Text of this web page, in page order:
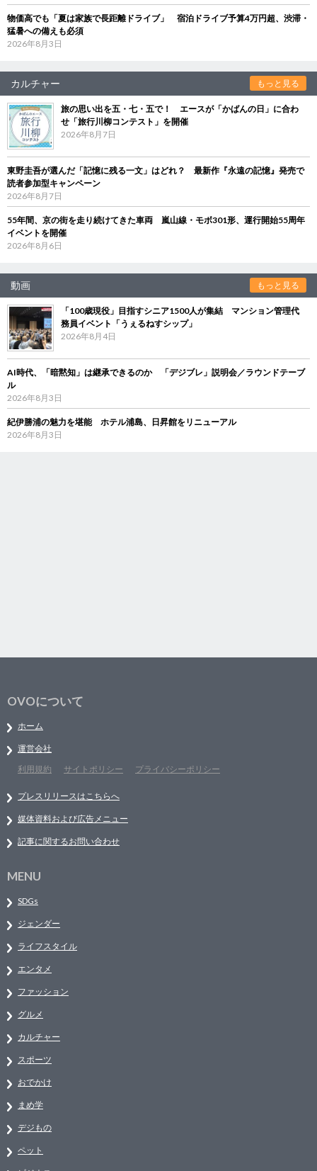
物価高でも「夏は家族で長距離ドライブ」 宿泊ドライブ予算4万円超、渋滞・
猛暑への備えも必須
2026年8月3日
カルチャー もっと見る
旅の思い出を五・七・五で！ エースが「かばんの日」に合わ
せ「旅行川柳コンテスト」を開催
2026年8月7日
東野圭吾が選んだ「記憶に残る一文」はどれ？ 最新作『永遠の記憶』発売で
読者参加型キャンペーン
2026年8月7日
55年間、京の街を走り続けてきた車両 嵐山線・モボ301形、運行開始55周年
イベントを開催
2026年8月6日
動画 もっと見る
「100歳現役」目指すシニア1500人が集結 マンション管理代
務員イベント「うぇるねすシップ」
2026年8月4日
AI時代、「暗黙知」は継承できるのか 「デジブレ」説明会／ラウンドテーブ
ル
2026年8月3日
紀伊勝浦の魅力を堪能 ホテル浦島、日昇館をリニューアル
2026年8月3日
OVOについて
ホーム
運営会社
利用規約
サイトポリシー プライバシーポリシー
プレスリリースはこちらへ
媒体資料および広告メニュー
記事に関するお問い合わせ
MENU
SDGs
ジェンダー
ライフスタイル
エンタメ
ファッション
グルメ
カルチャー
スポーツ
おでかけ
まめ学
デジもの
ペット